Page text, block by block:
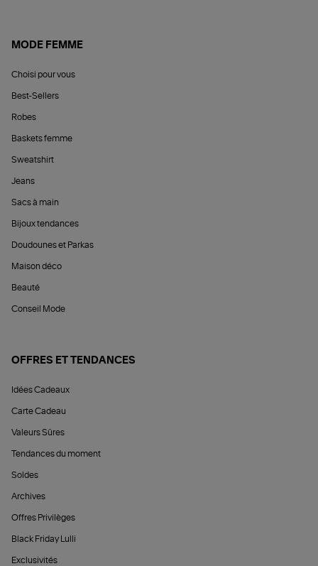
MODE FEMME
Choisi pour vous
Best-Sellers
Robes
Baskets femme
Sweatshirt
Jeans
Sacs à main
Bijoux tendances
Doudounes et Parkas
Maison déco
Beauté
Conseil Mode
OFFRES ET TENDANCES
Idées Cadeaux
Carte Cadeau
Valeurs Sûres
Tendances du moment
Soldes
Archives
Offres Privilèges
Black Friday Lulli
Exclusivités